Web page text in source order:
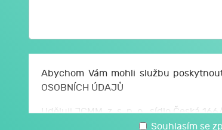
stále dobrou náladu i po náročném rozhovoru
– Účastníci si před školením připraví 3
Abychom Vám mohli službu
OSOBNÍCH ÚDAJŮ
Uděluji JCMM, z. s. p. o., sídlo Česká
se zpracováním svých osobních a
Souhlasím se